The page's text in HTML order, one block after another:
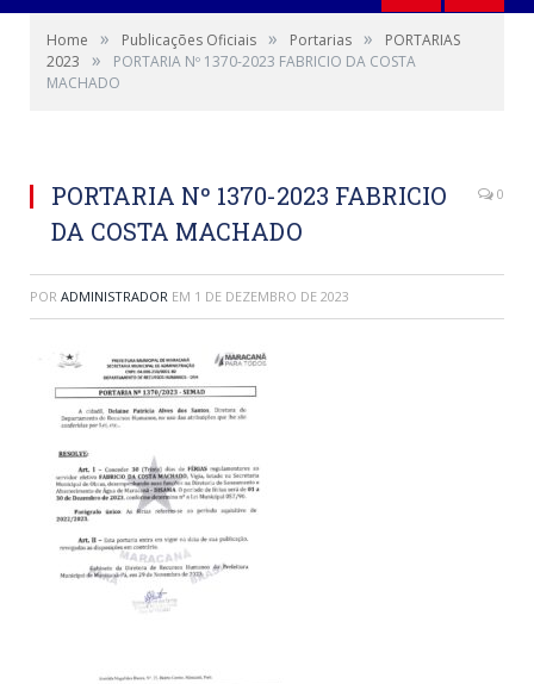
Home » Publicações Oficiais » Portarias »
PORTARIAS
2023
»
PORTARIA Nº 1370-2023 FABRICIO DA COSTA
MACHADO
PORTARIA Nº 1370-2023 FABRICIO
DA COSTA MACHADO
0
POR ADMINISTRADOR EM 1 DE DEZEMBRO DE 2023